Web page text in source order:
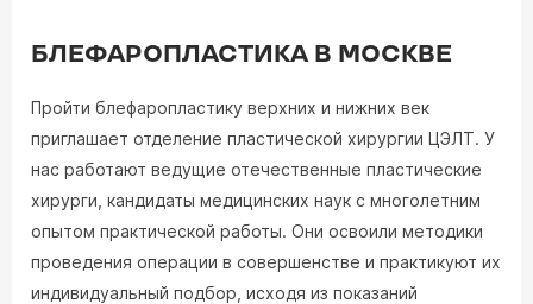
БЛЕФАРОПЛАСТИКА В МОСКВЕ
Пройти блефаропластику верхних и нижних век
приглашает отделение пластической хирургии ЦЭЛТ. У
нас работают ведущие отечественные пластические
хирурги, кандидаты медицинских наук с многолетним
опытом практической работы. Они освоили методики
проведения операции в совершенстве и практикуют их
индивидуальный подбор, исходя из показаний